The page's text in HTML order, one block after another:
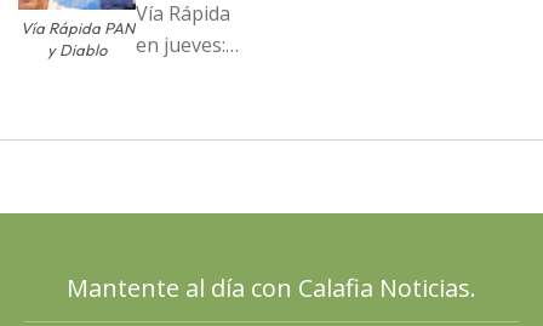
Vía Rápida PAN
y Diablo
Vía Rápida
en jueves:
cartas; El
Mantente al día con Calafia Noticias.